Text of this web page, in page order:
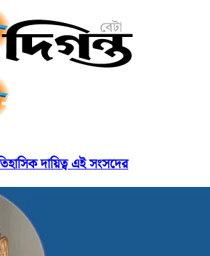
দায়িত্ব এই সংসদের